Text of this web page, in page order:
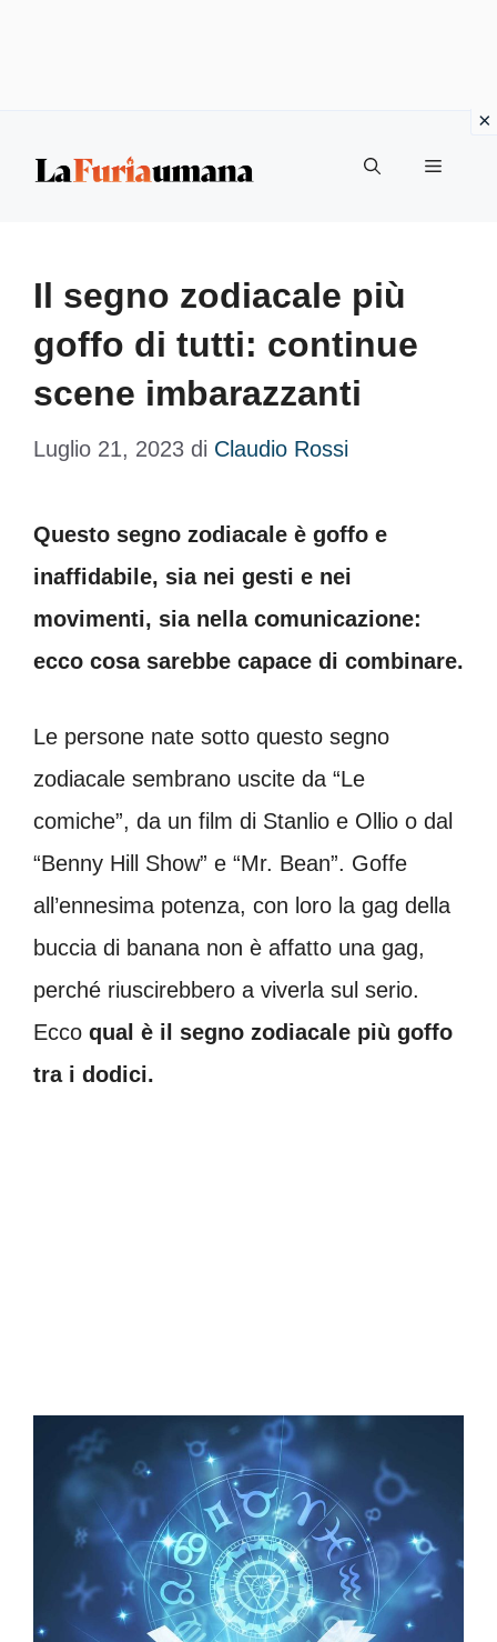
Menu
Il segno zodiacale più
goffo di tutti: continue
scene imbarazzanti
Luglio 21, 2023 di Claudio Rossi
Questo segno zodiacale è goffo e
inaffidabile, sia nei gesti e nei
movimenti, sia nella comunicazione:
ecco cosa sarebbe capace di combinare.
Le persone nate sotto questo segno
zodiacale sembrano uscite da “Le
comiche”, da un film di Stanlio e Ollio o dal
“Benny Hill Show” e “Mr. Bean”. Goffe
all’ennesima potenza, con loro la gag della
buccia di banana non è affatto una gag,
perché riuscirebbero a viverla sul serio.
Ecco qual è il segno zodiacale più goffo
tra i dodici.